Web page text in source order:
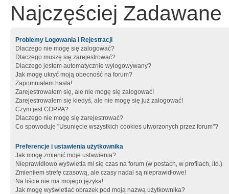
Najczęściej Zadawane
Problemy Logowania i Rejestracji
Dlaczego nie mogę się zalogować?
Dlaczego muszę się zarejestrować?
Dlaczego jestem automatycznie wylogowywany?
Jak mogę ukryć moją obecność na forum?
Zapomniałem hasła!
Zarejestrowałem się, ale nie mogę się zalogować!
Zarejestrowałem się kiedyś, ale nie mogę się już zalogować!
Czym jest COPPA?
Dlaczego nie mogę się zarejestrować?
Co spowoduje "Usunięcie wszystkich cookies utworzonych przez forum"?
Preferencje i ustawienia użytkownika
Jak mogę zmienić moje ustawienia?
Nieprawidłowo wyświetla mi się czas na forum (w postach, w profilach, itd.)
Zmieniłem strefę czasową, ale czasy nadal są nieprawidłowe!
Na liście nie ma mojego języka!
Jak mogę wyświetlać obrazek pod moją nazwą użytkownika?